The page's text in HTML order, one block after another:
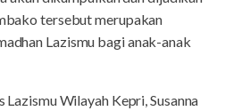
tersebut merupakan
Lazismu bagi anak-anak
Wilayah Kepri, Susanna